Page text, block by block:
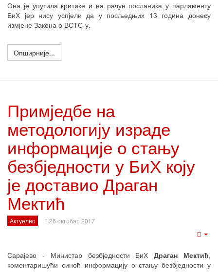
Она је упутила критике и на рачун посланика у парламенту
БиХ јер нису успјели да у посљедњих 13 година донесу
измјене Закона о ВСТС-у.
Опширније...
Примједбе на
методологију израде
информације о стању
безбједности у БиХ коју
је доставио Драган
Мектић
Актуелно 26 октобар 2017
Сарајево - Министар безбједности БиХДраган Мектић,
коментаришући синоћ информацију о стању безбједности у